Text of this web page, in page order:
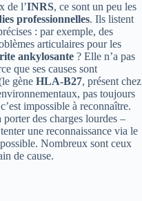
de l’INRS, ce sont un peu les
professionnelles. Ils listent
: par exemple, des
articulaires pour les
ankylosante ? Elle n’a pas
que ses causes sont
gène HLA-B27, présent chez
pas toujours
impossible à reconnaître.
des charges lourdes –
une reconnaissance via le
Nombreux sont ceux
de cause.